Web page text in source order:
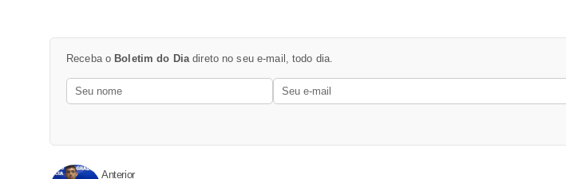
Receba o Boletim do Diadireto no seu e-mail, todo dia.
Anterior